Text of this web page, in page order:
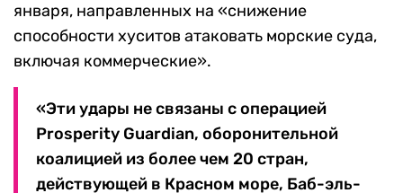
января, направленных на «снижение
способности хуситов атаковать морские суда,
включая коммерческие».
«Эти удары не связаны с операцией
Prosperity Guardian, оборонительной
коалицией из более чем 20 стран,
действующей в Красном море, Баб-эль-